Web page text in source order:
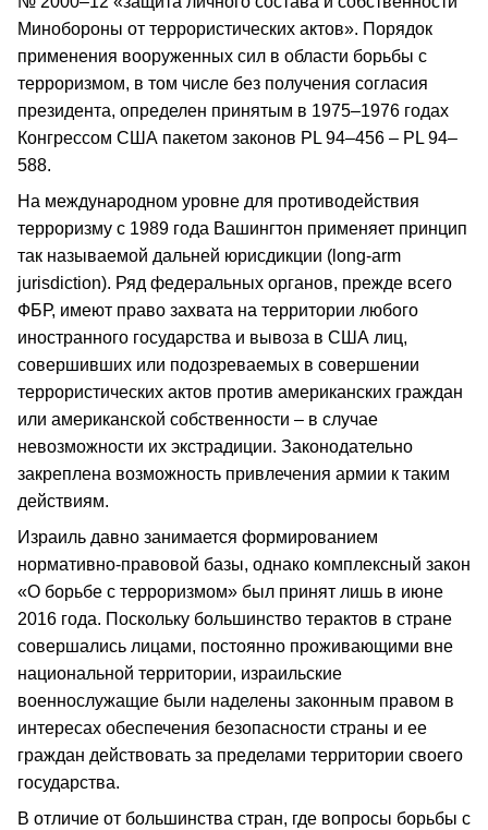
Минобороны от террористических актов». Порядок
применения вооруженных сил в области борьбы с
терроризмом, в том числе без получения согласия
президента, определен принятым в 1975–1976 годах
Конгрессом США пакетом законов PL 94–456 – PL 94–
588.
На международном уровне для противодействия
терроризму с 1989 года Вашингтон применяет принцип
так называемой дальней юрисдикции (long-arm
jurisdiction). Ряд федеральных органов, прежде всего
ФБР, имеют право захвата на территории любого
иностранного государства и вывоза в США лиц,
совершивших или подозреваемых в совершении
террористических актов против американских граждан
или американской собственности – в случае
невозможности их экстрадиции. Законодательно
закреплена возможность привлечения армии к таким
действиям.
Израиль давно занимается формированием
нормативно-правовой базы, однако комплексный закон
«О борьбе с терроризмом» был принят лишь в июне
2016 года. Поскольку большинство терактов в стране
совершались лицами, постоянно проживающими вне
национальной территории, израильские
военнослужащие были наделены законным правом в
интересах обеспечения безопасности страны и ее
граждан действовать за пределами территории своего
государства.
В отличие от большинства стран, где вопросы борьбы с